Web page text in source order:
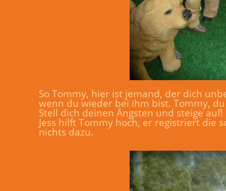
So Tommy, hier ist jemand, der dich
wenn du wieder bei ihm bist. Tommy,
Stell dich deinen Ängsten und steige
Jess hilft Tommy hoch, er registriert die
nichts dazu.